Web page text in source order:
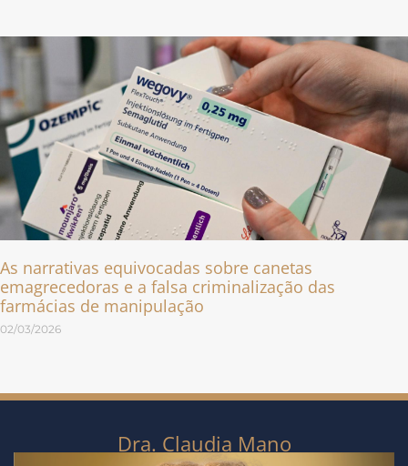
As narrativas equivocadas sobre canetas
emagrecedoras e a falsa criminalização das
farmácias de manipulação
02/03/2026
Dra. Claudia Mano